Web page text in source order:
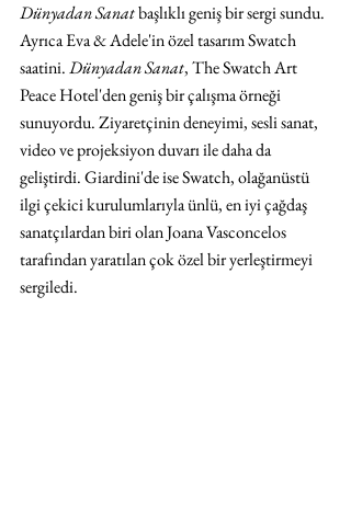
Dünyadan Sanat başlıklı geniş bir sergi sundu.
Ayrıca Eva & Adele'in özel tasarım Swatch
saatini. Dünyadan Sanat, The Swatch Art
Peace Hotel'den geniş bir çalışma örneği
sunuyordu. Ziyaretçinin deneyimi, sesli sanat,
video ve projeksiyon duvarı ile daha da
geliştirdi. Giardini'de ise Swatch, olağanüstü
ilgi çekici kurulumlarıyla ünlü, en iyi çağdaş
sanatçılardan biri olan Joana Vasconcelos
tarafından yaratılan çok özel bir yerleştirmeyi
sergiledi.